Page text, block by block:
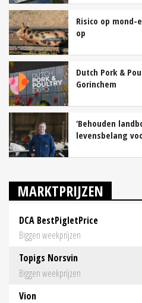
Risico op mond-
op
Dutch Pork &
Gorinchem
‘Behouden
levensbelang
MARKTPRIJZEN
DCA BestPigletPrice
Biggen weekprijzen
Topigs Norsvin
Biggen weekprijzen
Vion